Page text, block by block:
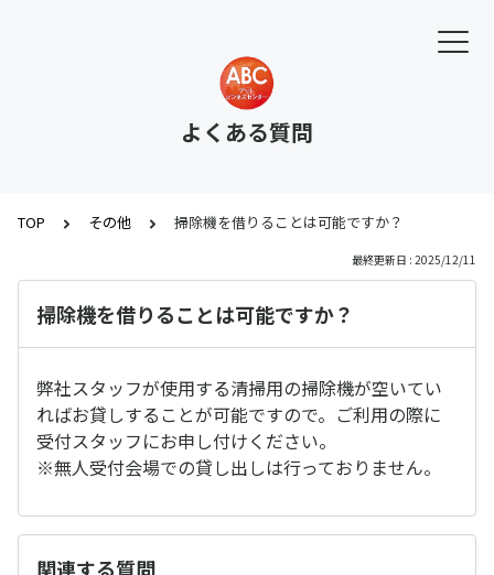
よくある質問
TOP その他 掃除機を借りることは可能ですか？
最終更新日 : 2025/12/11
掃除機を借りることは可能ですか？
弊社スタッフが使用する清掃用の掃除機が空いてい
ればお貸しすることが可能ですので。ご利用の際に
受付スタッフにお申し付けください。
※無人受付会場での貸し出しは行っておりません。
関連する質問